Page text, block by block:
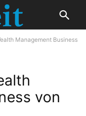
Management Business
von